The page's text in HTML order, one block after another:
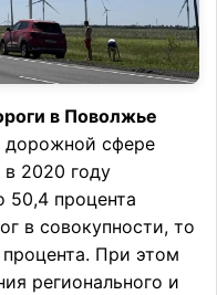
в Поволжье
дорожной сфере
в 2020 году
50,4 процента
в совокупности, то
При этом
регионального и